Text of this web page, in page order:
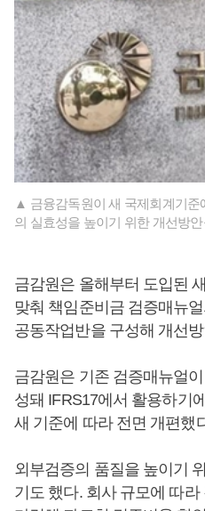
▲ 금융감독원이 새 국제회계기준
의 실효성을 높이기 위한 개선방
금감원은 올해부터 도입된
맞춰 책임준비금 검증매뉴
공동작업반을 구성해 개선
금감원은 기존 검증매뉴얼
성돼 IFRS17에서 활용하기
새 기준에 따라 전면 개편했
외부검증의 품질을 높이기
기도 했다. 회사 규모에 따